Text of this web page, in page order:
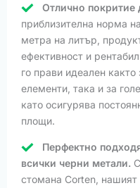
Отлично покритие
приблизителна норма
метра на литър,
ефективност и
го прави идеален
елементи, така и за
като осигурява
площи.
Перфектно
всички черни метали.
стомана Corten,